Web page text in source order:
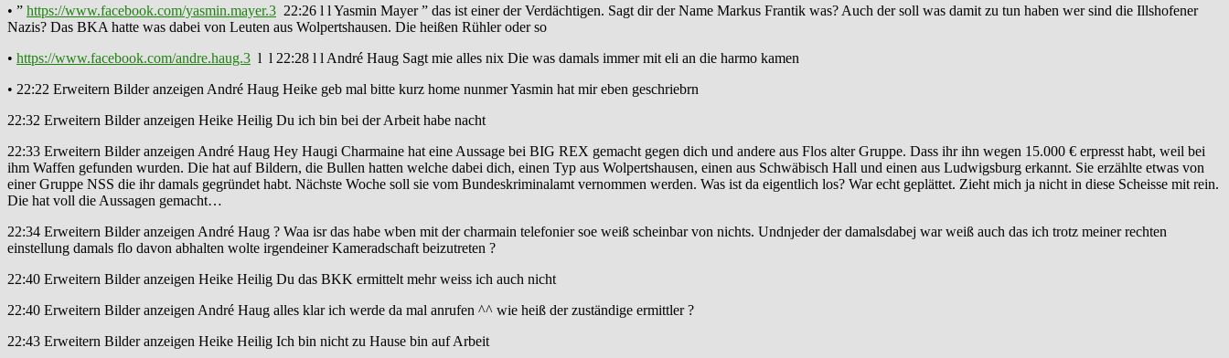
• ” https://www.facebook.com/yasmin.mayer.3 22:26 l l Yasmin Mayer ” das ist einer der Verdächtigen. Sagt dir der Name Markus Frantik was? Auch der soll was damit zu tun haben wer sind die Illshofener
Nazis? Das BKA hatte was dabei von Leuten aus Wolpertshausen. Die heißen Rühler oder so
• https://www.facebook.com/andre.haug.3 l l 22:28 l l André Haug Sagt mie alles nix Die was damals immer mit eli an die harmo kamen
• 22:22 Erweitern Bilder anzeigen André Haug Heike geb mal bitte kurz home nunmer Yasmin hat mir eben geschriebrn
22:32 Erweitern Bilder anzeigen Heike Heilig Du ich bin bei der Arbeit habe nacht
22:33 Erweitern Bilder anzeigen André Haug Hey Haugi Charmaine hat eine Aussage bei BIG REX gemacht gegen dich und andere aus Flos alter Gruppe. Dass ihr ihn wegen 15.000 € erpresst habt, weil bei
ihm Waffen gefunden wurden. Die hat auf Bildern, die Bullen hatten welche dabei dich, einen Typ aus Wolpertshausen, einen aus Schwäbisch Hall und einen aus Ludwigsburg erkannt. Sie erzählte etwas von
einer Gruppe NSS die ihr damals gegründet habt. Nächste Woche soll sie vom Bundeskriminalamt vernommen werden. Was ist da eigentlich los? War echt geplättet. Zieht mich ja nicht in diese Scheisse mit rein.
Die hat voll die Aussagen gemacht…
22:34 Erweitern Bilder anzeigen André Haug ? Waa isr das habe wben mit der charmain telefonier soe weiß scheinbar von nichts. Undnjeder der damalsdabej war weiß auch das ich trotz meiner rechten
einstellung damals flo davon abhalten wolte irgendeiner Kameradschaft beizutreten ?
22:40 Erweitern Bilder anzeigen Heike Heilig Du das BKK ermittelt mehr weiss ich auch nicht
22:40 Erweitern Bilder anzeigen André Haug alles klar ich werde da mal anrufen ^^ wie heiß der zuständige ermittler ?
22:43 Erweitern Bilder anzeigen Heike Heilig Ich bin nicht zu Hause bin auf Arbeit